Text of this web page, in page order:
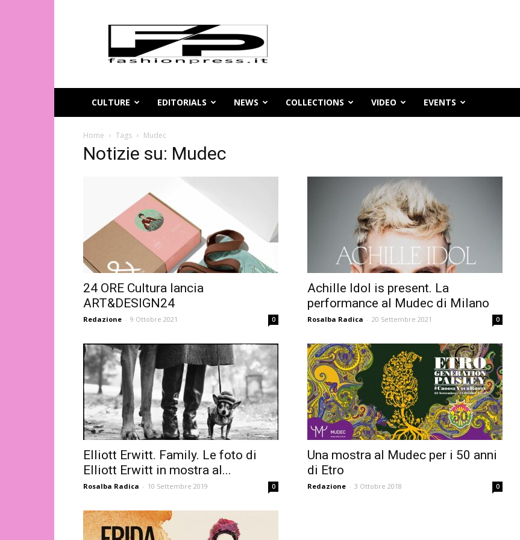
Magazine
moda
online
FashionPress.it
CULTURE
EDITORIALS NEWS COLLECTIONS VIDEO EVENTS
Home Tags Mudec
Notizie su: Mudec
24 ORE Cultura lancia
ART&DESIGN24
Redazione - 9 Ottobre 2021 0
Achille Idol is present. La
performance al Mudec di Milano
Rosalba Radica - 20 Settembre 2021 0
Elliott Erwitt. Family. Le foto di
Elliott Erwitt in mostra al...
Rosalba Radica - 10 Settembre 2019 0
Una mostra al Mudec per i 50 anni
di Etro
Redazione - 3 Ottobre 2018 0